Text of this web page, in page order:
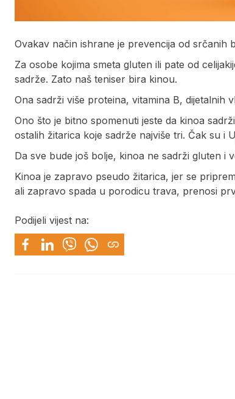
Ovakav način ishrane je prevencija od srčanih
Za osobe kojima smeta gluten ili pate od
sadrže. Zato naš teniser bira kinou.
Ona sadrži više proteina, vitamina B, dijetalnih
Ono što je bitno spomenuti jeste da kinoa
ostalih žitarica koje sadrže najviše tri. Čak su i
Da sve bude još bolje, kinoa ne sadrži gluten i
Kinoa je zapravo pseudo žitarica, jer se
ali zapravo spada u porodicu trava, prenosi
Podijeli vijest na: